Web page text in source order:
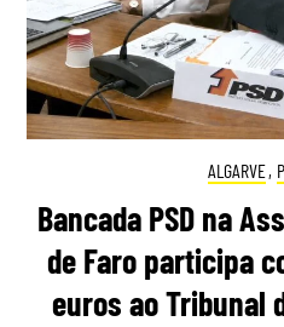
ALGARVE,
Bancada PSD na
de Faro participa
euros ao Tribunal